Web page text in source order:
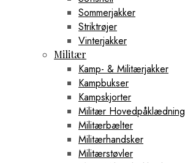
Sommerjakker
Striktrøjer
Vinterjakker
Militær
Kamp- & Militærjakker
Kampbukser
Kampskjorter
Militær Hovedpåklædning
Militærbælter
Militærhandsker
Militærstøvler